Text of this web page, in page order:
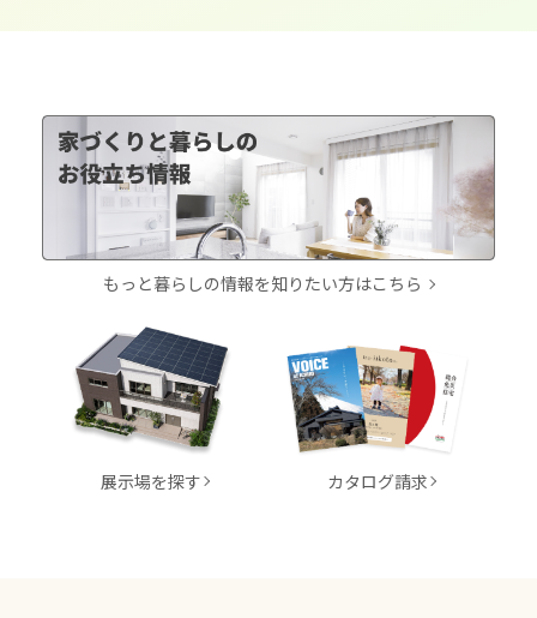
もっと暮らしの情報を知りたい方はこちら
展示場を探す カタログ請求